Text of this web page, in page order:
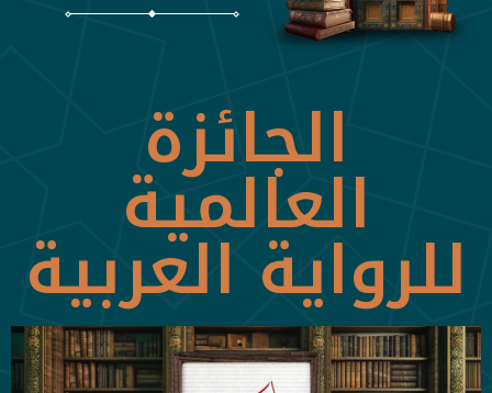
الجائزة
العالمية
للرواية العربية